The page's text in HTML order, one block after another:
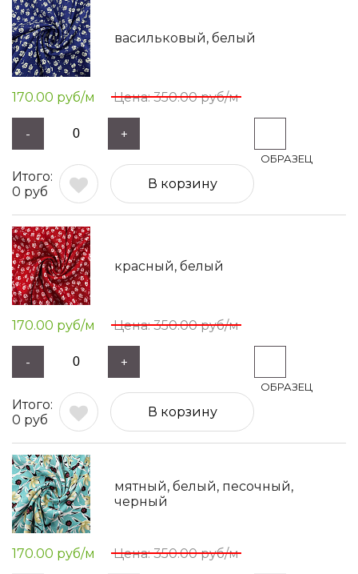
васильковый, белый
170.00 руб/м 350.00руб/м
- +
0 руб
В корзину
красный, белый
170.00 руб/м 350.00руб/м
- +
0 руб
В корзину
мятный, белый, песочный,
черный
170.00 руб/м 350.00руб/м